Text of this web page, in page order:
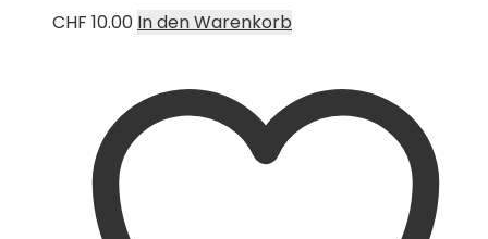
CHF 10.00 In den Warenkorb